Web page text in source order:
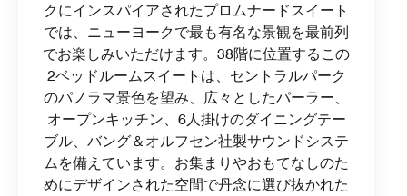
クにインスパイアされたプロムナードスイート
では、ニューヨークで最も有名な景観を最前列
でお楽しみいただけます。38階に位置するこの
2ベッドルームスイートは、セントラルパーク
のパノラマ景色を望み、広々としたパーラー、
オープンキッチン、6人掛けのダイニングテー
ブル、バング＆オルフセン社製サウンドシステ
ムを備えています。お集まりやおもてなしのた
めにデザインされた空間で丹念に選び抜かれた